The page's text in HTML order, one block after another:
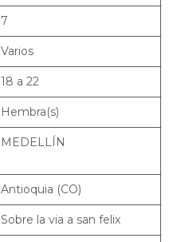
7
Varios
18 a 22
Hembra(s)
MEDELLÍN
Antioquia (CO)
Sobre la via a san felix